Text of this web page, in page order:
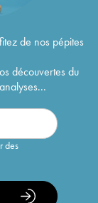
de nos pépites
découvertes du
des